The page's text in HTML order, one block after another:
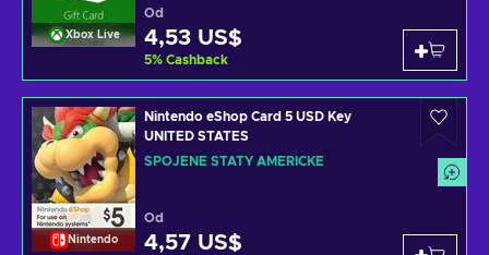
Xbox Live
Od
4,53 US$
5% Cashback
Nintendo
Nintendo eShop Card 5 USD Key
UNITED STATES
SPOJENÉ STÁTY AMERICKÉ
Od
4,57 US$